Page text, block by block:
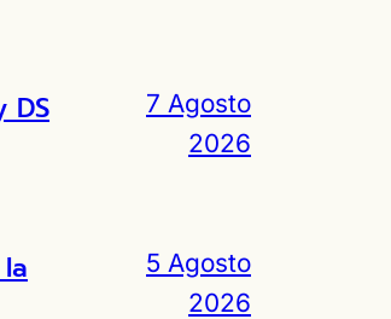
DS
7 Agosto
2026
5 Agosto
2026